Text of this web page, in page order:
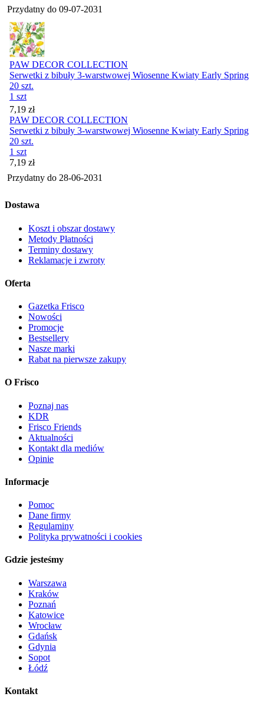
Przydatny do 09-07-2031
PAW DECOR COLLECTION
Serwetki z bibuły 3-warstwowej Wiosenne Kwiaty Early Spring
20 szt.
1 szt
Cena
7,19 zł
PAW DECOR COLLECTION
Serwetki z bibuły 3-warstwowej Wiosenne Kwiaty Early Spring
20 szt.
1 szt
Cena
7,19 zł
Przydatny do 28-06-2031
Dostawa
Koszt i obszar dostawy
Metody Płatności
Terminy dostawy
Reklamacje i zwroty
Oferta
Gazetka Frisco
Nowości
Promocje
Bestsellery
Nasze marki
Rabat na pierwsze zakupy
O Frisco
Poznaj nas
KDR
Frisco Friends
Aktualności
Kontakt dla mediów
Opinie
Informacje
Pomoc
Dane firmy
Regulaminy
Polityka prywatności i cookies
Gdzie jesteśmy
Warszawa
Kraków
Poznań
Katowice
Wrocław
Gdańsk
Gdynia
Sopot
Łódź
Kontakt